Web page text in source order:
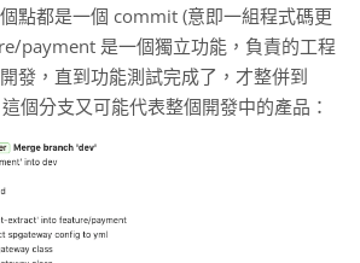
點都是一個 commit (意即一組程式碼更
payment 是一個獨立功能，負責的工程
發，直到功能測試完成了，才整併到
個分支又可能代表整個開發中的產品：